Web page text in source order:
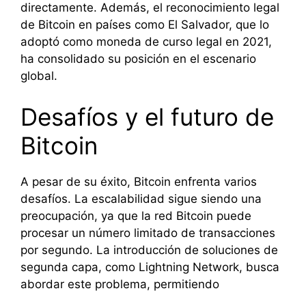
directamente. Además, el reconocimiento legal
de Bitcoin en países como El Salvador, que lo
adoptó como moneda de curso legal en 2021,
ha consolidado su posición en el escenario
global.
Desafíos y el futuro de
Bitcoin
A pesar de su éxito, Bitcoin enfrenta varios
desafíos. La escalabilidad sigue siendo una
preocupación, ya que la red Bitcoin puede
procesar un número limitado de transacciones
por segundo. La introducción de soluciones de
segunda capa, como Lightning Network, busca
abordar este problema, permitiendo